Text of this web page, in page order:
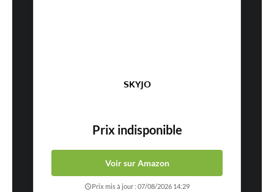
SKYJO
Prix indisponible
Voir sur Amazon
Prix mis à jour : 07/08/2026 14:29